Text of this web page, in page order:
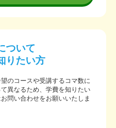
ついて
りたい方
望のコースや受講するコマ数に
て異なるため、学費を知りたい
問い合わせをお願いいたしま